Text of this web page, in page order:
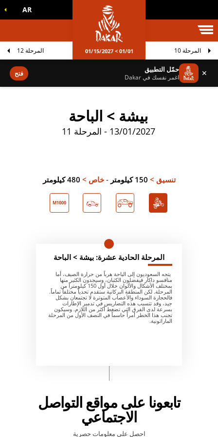
داكار AR
01/01 > 01/15/2027 المرحلة 10 المرحلة 12
✕ حمّل التطبيق
اغمر نفسك في Dakar فتح
بيشة > الباحة
13/01/2027 - المرحلة 11
تنسيق > 150 كيلومتر -خاص > 480 كيلومتر
M1000
المرحلة الحادية عشرة: بيشة > الباحة
يتجه السعوديون إلى الباحة هرباً من حرارة الصيف، أما
منافسو داكار فيفضلون الكثبان، وسيجدون الكثير منها
بمختلف الأشكال والألوان خلال أول 150 كيلومتراً من
المرحلة. لكن المنطقة البركانية ستقدم تحدياً مختلفاً تماماً.
فالحجارة السوداء والأعصاب المتوترة لا تجتمعان بشكل
جيد، وقد تتسبب هذه التضاريس في تدمير الإطارات
بسرعة لدى الفرق التي تضغط أكثر من اللازم. وسيكون
تجنب هذا الخطر أمراً حاسماً في النصف الأول من المرحلة
الماراثونية.
تابعونا على مواقع التواصل
الاجتماعي
احصل على معلومات حصرية